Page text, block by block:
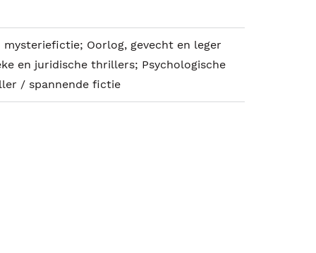
mysteriefictie; Oorlog, gevecht en leger
en juridische thrillers; Psychologische
/ spannende fictie